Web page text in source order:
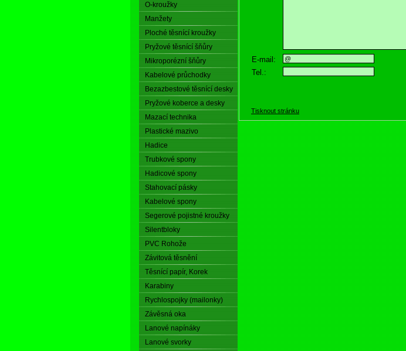
O-kroužky
Manžety
Ploché těsnící kroužky
Pryžové těsnící šňůry
Mikroporézní šňůry
Kabelové průchodky
Bezazbestové těsnící desky
Pryžové koberce a desky
Mazací technika
Plastické mazivo
Hadice
Trubkové spony
Hadicové spony
Stahovací pásky
Kabelové spony
Segerové pojistné kroužky
Silentbloky
PVC Rohože
Závitová těsnění
Těsnící papír, Korek
Karabiny
Rychlospojky (mailonky)
Závěsná oka
Lanové napínáky
Lanové svorky
E-mail:
Tel.:
Tisknout stránku